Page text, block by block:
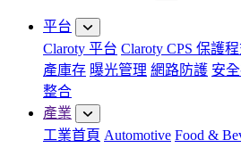
平台
Claroty 平台 Claroty CPS 保護
產庫存 曝光管理 網路防護 安
整合
產業
工業首頁 Automotive Food &